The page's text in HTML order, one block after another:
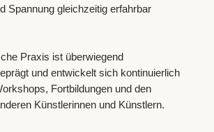
Spannung gleichzeitig erfahrbar
Praxis ist überwiegend
und entwickelt sich kontinuierlich
Fortbildungen und den
Künstlerinnen und Künstlern.